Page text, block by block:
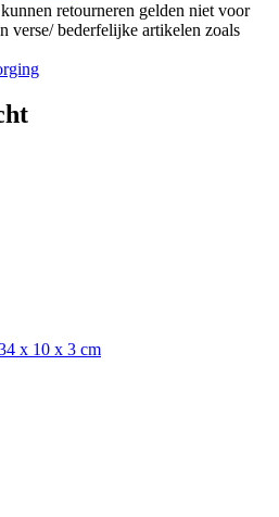
retourneren gelden niet voor
verse/ bederfelijke artikelen zoals
x 10 x 3 cm